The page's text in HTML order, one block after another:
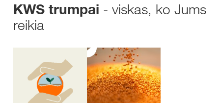
KWS trumpai - viskas, ko Jums
reikia